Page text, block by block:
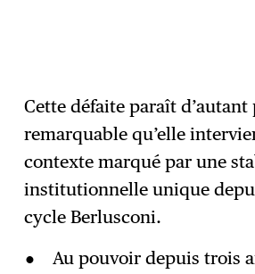
Cette défaite paraît d’autant
remarquable qu’elle
contexte marqué par une
institutionnelle unique
cycle Berlusconi.
Au pouvoir depuis trois